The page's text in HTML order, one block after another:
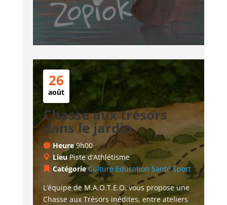
26
août
Chasse aux trésors
dans le jardin
Heure9h00
LieuPiste d’Athlétisme
CatégorieCulture Education Santé Sport
L’équipe de M.A.O.T.E.O. vous propose une
Chasse aux Trésors inédites, entre ateliers